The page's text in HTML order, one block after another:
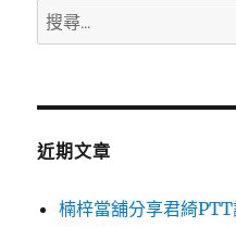
搜
尋
鍵
近期文章
楠梓當舖分享君綺